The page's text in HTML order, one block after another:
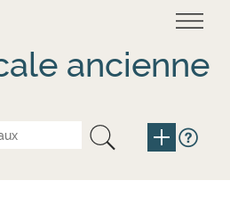
ancienne